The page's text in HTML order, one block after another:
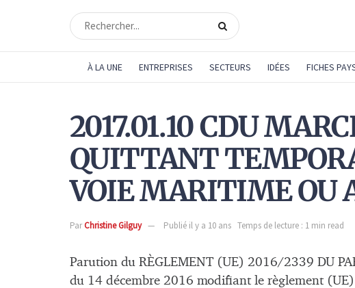
À LA UNE ENTREPRISES SECTEURS IDÉES FICHES
2017.01.10 CDU
QUITTANT
VOIE MARITIME OU
ParChristine Gilguy Publié il y a 10 ans Temps de lecture : 1 min read
Parution du RÈGLEMENT (UE) 2016/2339 DU
du 14 décembre 2016 modifiant le règlement